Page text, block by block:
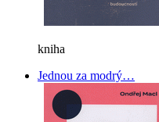
kniha
Jednou za modrý…